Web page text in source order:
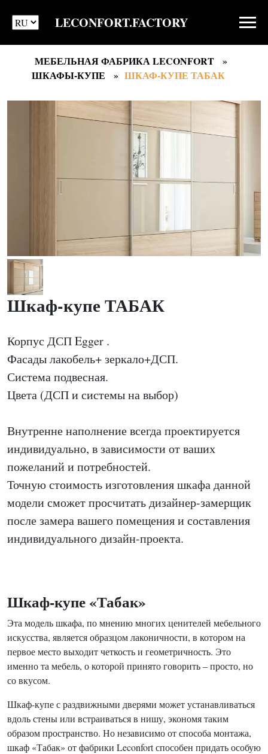
LECONFORT.FACTORY
МЕБЕЛЬНАЯ ФАБРИКА LECONFORT
ШКАФЫ-КУПЕ
ШКАФ-КУПЕ ТАБАК
Шкаф-купе ТАБАК
Корпус ДСП Egger .
Фасады лакобель+ зеркало+ДСП.
Система подвесная.
Цвета (ДСП и системы на выбор)
Внутренне наполнение всегда проектируется
индивидуально, в зависимости от ваших
пожеланий и потребностей.
Точную стоимость изготовления шкафа данной
модели сможет просчитать дизайнер-замерщик
после замера вашего помещения и составления
индивидуального дизайн-проекта.
Шкаф-купе «Табак»
Эта модель шкафа, по мнению многих ценителей мебельного
искусства, является образцом лаконичности, в котором на
первое место выходит четкость и геометричность. Это
именно та мебель, о которой принято говорить – просто, но
со вкусом.
Шкаф-купе с раздвижными дверями может устанавливаться
вдоль стены или встраиваться в нишу, экономя таким
образом пространство. Но независимо от способа монтажа,
шкаф «Табак» от фабрики Leconfort способен придать особую